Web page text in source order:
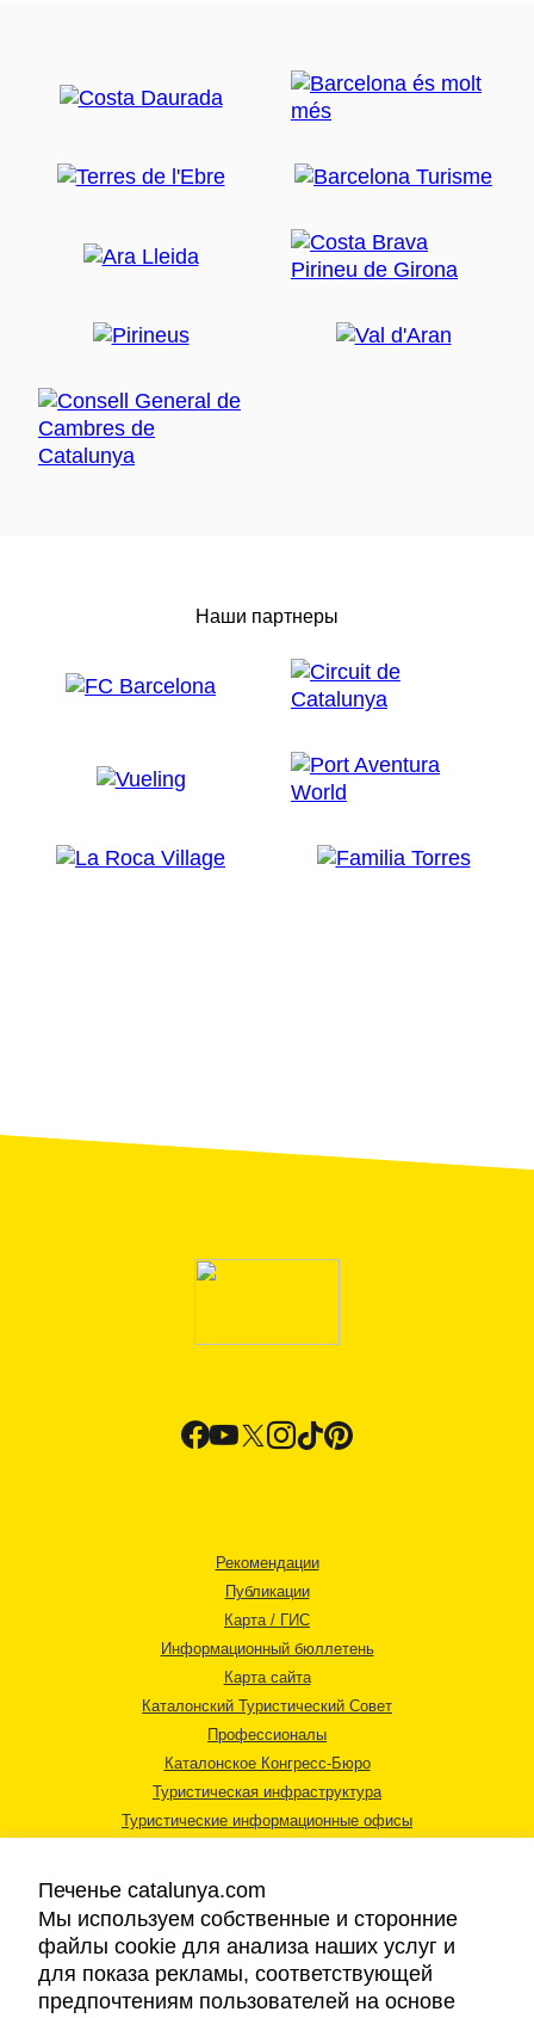
Наши партнеры
Рекомендации
Публикации
Карта / ГИС
Информационный бюллетень
Карта сайта
Каталонский Туристический Совет
Профессионалы
Каталонское Конгресс-Бюро
Туристическая инфраструктура
Туристические информационные офисы
Правовая информация
Печенье catalunya.com
Мы используем собственные и сторонние
файлы cookie для анализа наших услуг и
для показа рекламы, соответствующей
предпочтениям пользователей на основе